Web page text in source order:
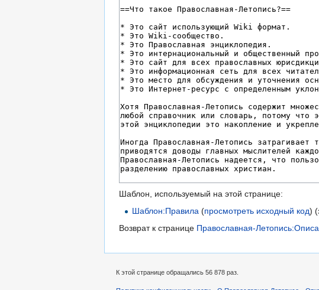
Шаблон, используемый на этой странице:
Шаблон:Правила (просмотреть исходный код)
Возврат к странице Православная-
К этой странице обращались 56 878 раз.